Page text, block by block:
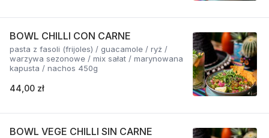
BOWL CHILLI CON CARNE
pasta z fasoli (frijoles) / guacamole / ryż /
warzywa sezonowe / mix sałat / marynowana
kapusta / nachos 450g
44,00 zł
BOWL VEGE CHILLI SIN CARNE